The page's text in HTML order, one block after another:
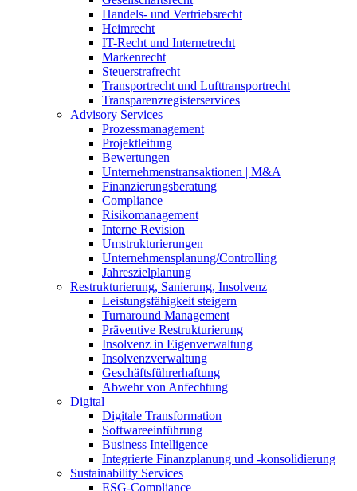
Handels- und Vertriebsrecht
Heimrecht
IT-Recht und Internetrecht
Markenrecht
Steuerstrafrecht
Transportrecht und Lufttransportrecht
Transparenzregisterservices
Advisory Services
Prozessmanagement
Projektleitung
Bewertungen
Unternehmenstransaktionen | M&A
Finanzierungsberatung
Compliance
Risikomanagement
Interne Revision
Umstrukturierungen
Unternehmensplanung/Controlling
Jahreszielplanung
Restrukturierung, Sanierung, Insolvenz
Leistungsfähigkeit steigern
Turnaround Management
Präventive Restrukturierung
Insolvenz in Eigenverwaltung
Insolvenzverwaltung
Geschäftsführerhaftung
Abwehr von Anfechtung
Digital
Digitale Transformation
Softwareeinführung
Business Intelligence
Integrierte Finanzplanung und -konsolidierung
Sustainability Services
ESG-Compliance